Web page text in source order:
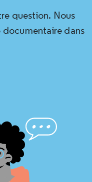
question. Nous
documentaire dans